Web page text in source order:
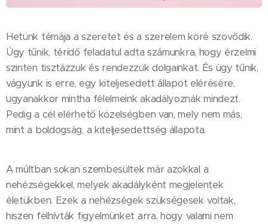
Hetünk témája a szeretet és a szerelem köré szövődik.
Úgy tűnik, téridő feladatul adta számunkra, hogy érzelmi
szinten tisztázzuk és rendezzük dolgainkat. És úgy tűnik,
vágyunk is erre, egy kiteljesedett állapot elérésére,
ugyanakkor mintha félelmeink akadályoznák mindezt.
Pedig a cél elérhető közelségben van, mely nem más,
mint a boldogság, a kiteljesedettség állapota.
A múltban sokan szembesültek már azokkal a
nehézségekkel, melyek akadályként megjelentek
életükben. Ezek a nehézségek szükségesek voltak,
hiszen felhívták figyelmünket arra, hogy valami nem